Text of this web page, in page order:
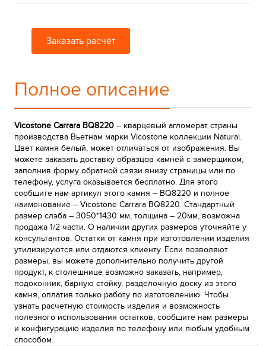
Заказать расчёт
Полное описание
Vicostone Carrara BQ8220 – кварцевый агломерат страны
производства Вьетнам марки Vicostone коллекции Natural.
Цвет камня белый, может отличаться от изображения. Вы
можете заказать доставку образцов камней с замерщиком,
заполнив форму обратной связи внизу страницы или по
телефону, услуга оказывается бесплатно. Для этого
сообщите нам артикул этого камня – BQ8220 и полное
наименование – Vicostone Carrara BQ8220. Стандартный
размер слэба – 3050*1430 мм, толщина – 20мм, возможна
продажа 1/2 части. О наличии других размеров уточняйте у
консультантов. Остатки от камня при изготовлении изделия
утилизируются или отдаются клиенту. Если позволяют
размеры, вы можете дополнительно получить другой
продукт, к столешнице возможно заказать, например,
подоконник, барную стойку, разделочную доску из этого
камня, оплатив только работу по изготовлению. Чтобы
узнать расчетную стоимость изделия и возможность
полезного использования остатков, сообщите нам размеры
и конфигурацию изделия по телефону или любым удобным
способом.